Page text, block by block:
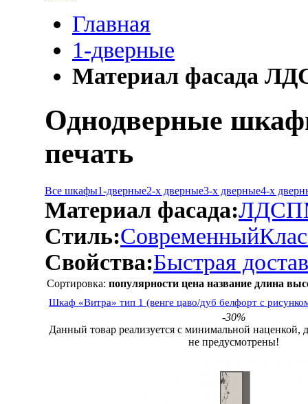
Главная
1-дверные
Материал фасада
Однодверные
печать
Все шкафы1-дверные2-х дверные3-х дверные4-х
Материал фасада:ЛДСП
Стиль:Современный
Свойства:Быстрая
Сортировка: популярности цена название длина
Шкаф «Витра» тип 1 (венге цаво/дуб белфорт с
-30%
Данный товар реализуется с минимальной наценкой,
не предусмотрены!